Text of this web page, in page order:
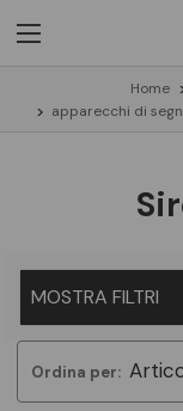
Home
apparecchi di
MOSTRA FILTRI
Ordina per: